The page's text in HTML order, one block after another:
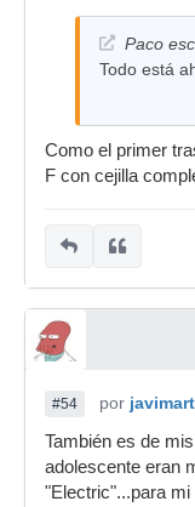
Paco
Todo está
Como el primer
F con cejilla
#54 por
También es de
adolescente eran
"Electric"...para